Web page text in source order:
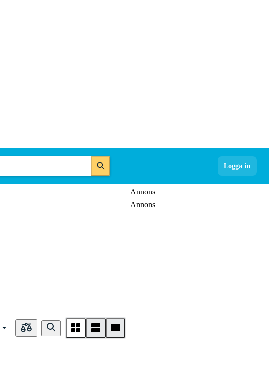
Logga in
Annons
Annons